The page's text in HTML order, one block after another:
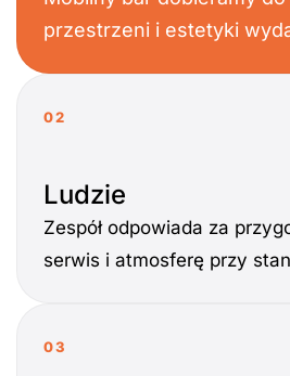
przestrzeni i estetyki
02
Ludzie
Zespół odpowiada za
serwis i atmosferę przy
03